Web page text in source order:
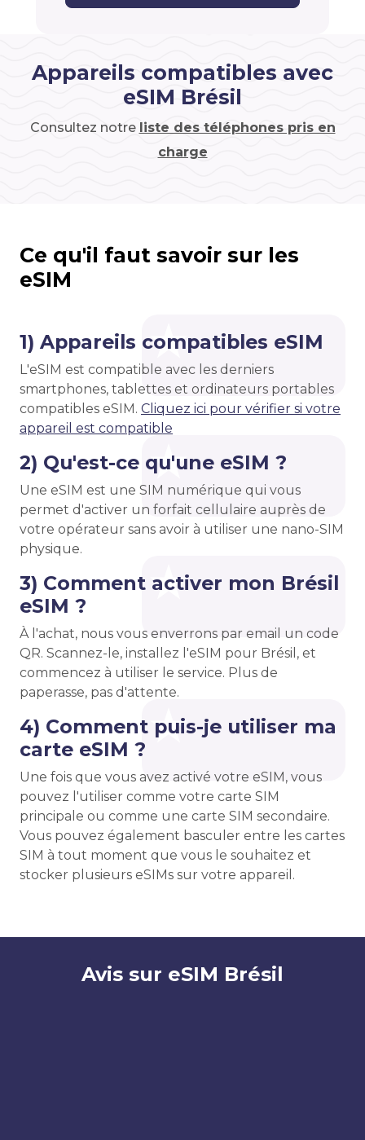
Appareils compatibles avec
eSIM Brésil
Consultez notre liste des téléphones pris en
charge
Ce qu'il faut savoir sur les
eSIM
1) Appareils compatibles eSIM
L'eSIM est compatible avec les derniers
smartphones, tablettes et ordinateurs portables
compatibles eSIM. Cliquez ici pour vérifier si votre
appareil est compatible
2) Qu'est-ce qu'une eSIM ?
Une eSIM est une SIM numérique qui vous
permet d'activer un forfait cellulaire auprès de
votre opérateur sans avoir à utiliser une nano-SIM
physique.
3) Comment activer mon Brésil
eSIM ?
À l'achat, nous vous enverrons par email un code
QR. Scannez-le, installez l'eSIM pour Brésil, et
commencez à utiliser le service. Plus de
paperasse, pas d'attente.
4) Comment puis-je utiliser ma
carte eSIM ?
Une fois que vous avez activé votre eSIM, vous
pouvez l'utiliser comme votre carte SIM
principale ou comme une carte SIM secondaire.
Vous pouvez également basculer entre les cartes
SIM à tout moment que vous le souhaitez et
stocker plusieurs eSIMs sur votre appareil.
Avis sur eSIM Brésil